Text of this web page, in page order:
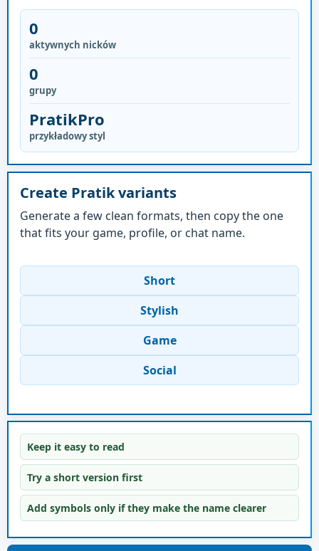
0
aktywnych nicków
0
grupy
PratikPro
przykładowy styl
Create Pratik variants
Generate a few clean formats, then copy the one
that fits your game, profile, or chat name.
Short
Stylish
Game
Social
Keep it easy to read
Try a short version first
Add symbols only if they make the name clearer